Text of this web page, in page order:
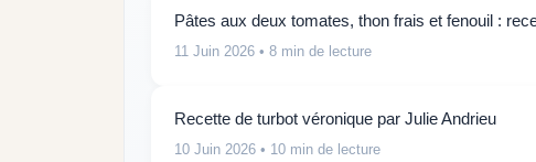
Pâtes aux deux tomates, thon frais et fenouil :
11 Juin 2026 • 8 min de lecture
Recette de turbot véronique par Julie Andrieu
10 Juin 2026 • 10 min de lecture